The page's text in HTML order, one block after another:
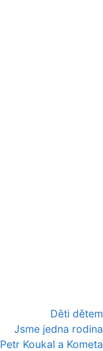
Děti dětem
Jsme jedna rodina
Petr Koukal a Kometa